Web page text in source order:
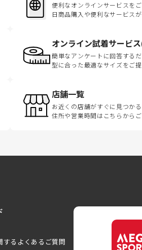
便利なオンラインサービスを
日商品購入や便利なサービスが
オンライン試着サービ
簡単なアンケートに回答する
型に合った最適なサイズをご提
店舗一覧
お近くの店舗がすぐに見つかる
住所や営業時間はこちらからご
するよくあるご質問